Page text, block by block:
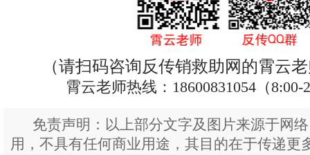
（请扫码咨询反传销救助网的霄云
霄云老师热线：18600831054（8:00-
免责声明：以上部分文字及图片来源于网
用，不具有任何商业用途，其目的在于传递更